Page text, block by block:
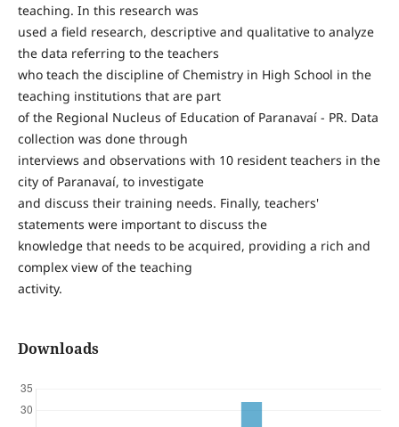
teaching. In this research was
used a field research, descriptive and qualitative to analyze
the data referring to the teachers
who teach the discipline of Chemistry in High School in the
teaching institutions that are part
of the Regional Nucleus of Education of Paranavaí - PR. Data
collection was done through
interviews and observations with 10 resident teachers in the
city of Paranavaí, to investigate
and discuss their training needs. Finally, teachers'
statements were important to discuss the
knowledge that needs to be acquired, providing a rich and
complex view of the teaching
activity.
Downloads